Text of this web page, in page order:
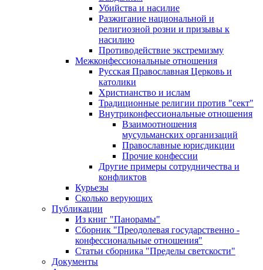
Убийства и насилие
Разжигание национальной и
религиозной розни и призывы к
насилию
Противодействие экстремизму
Межконфессиональные отношения
Русская Православная Церковь и
католики
Христианство и ислам
Традиционные религии против "сект"
Внутриконфессиональные отношения
Взаимоотношения
мусульманских организаций
Православные юрисдикции
Прочие конфессии
Другие примеры сотрудничества и
конфликтов
Курьезы
Сколько верующих
Публикации
Из книг "Панорамы"
Сборник "Преодолевая государственно -
конфессиональные отношения"
Статьи сборника "Пределы светскости"
Документы